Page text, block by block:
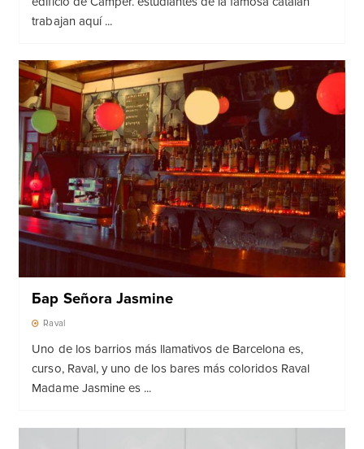
trabajan aquí ...
Бар Señora Jasmine
Raval
Uno de los barrios más llamativos de Barcelona es,
curso, Raval, y uno de los bares más coloridos Raval
Madame Jasmine es ...